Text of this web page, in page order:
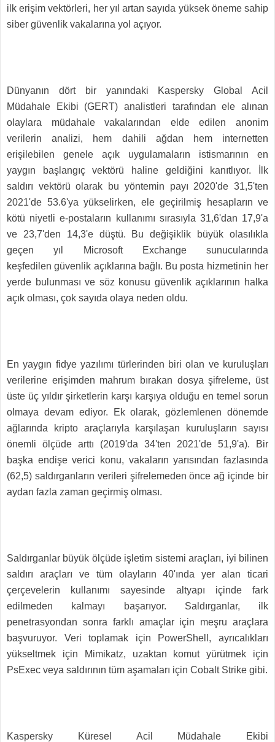
ilk erişim vektörleri, her yıl artan sayıda yüksek öneme sahip
siber güvenlik vakalarına yol açıyor.
Dünyanın dört bir yanındaki Kaspersky Global Acil
Müdahale Ekibi (GERT) analistleri tarafından ele alınan
olaylara müdahale vakalarından elde edilen anonim
verilerin analizi, hem dahili ağdan hem internetten
erişilebilen genele açık uygulamaların istismarının en
yaygın başlangıç vektörü haline geldiğini kanıtlıyor. İlk
saldırı vektörü olarak bu yöntemin payı 2020'de 31,5'ten
2021'de 53.6'ya yükselirken, ele geçirilmiş hesapların ve
kötü niyetli e-postaların kullanımı sırasıyla 31,6'dan 17,9'a
ve 23,7'den 14,3'e düştü. Bu değişiklik büyük olasılıkla
geçen yıl
Microsoft Exchange sunucularında
keşfedilen güvenlik açıklarına bağlı. Bu posta hizmetinin her
yerde bulunması ve söz konusu güvenlik açıklarının halka
açık olması, çok sayıda olaya neden oldu.
En yaygın fidye yazılımı türlerinden biri olan ve kuruluşları
verilerine erişimden mahrum bırakan dosya şifreleme, üst
üste üç yıldır şirketlerin karşı karşıya olduğu en temel sorun
olmaya devam ediyor. Ek olarak, gözlemlenen dönemde
ağlarında kripto araçlarıyla karşılaşan kuruluşların sayısı
önemli ölçüde arttı (2019'da 34'ten 2021'de 51,9'a). Bir
başka endişe verici konu, vakaların yarısından fazlasında
(62,5) saldırganların verileri şifrelemeden önce ağ içinde bir
aydan fazla zaman geçirmiş olması.
Saldırganlar büyük ölçüde işletim sistemi araçları, iyi bilinen
saldırı araçları ve tüm olayların 40'ında yer alan ticari
çerçevelerin kullanımı sayesinde altyapı içinde fark
edilmeden kalmayı başarıyor. Saldırganlar, ilk
penetrasyondan sonra farklı amaçlar için meşru araçlara
başvuruyor. Veri toplamak için PowerShell, ayrıcalıkları
yükseltmek için Mimikatz, uzaktan komut yürütmek için
PsExec veya saldırının tüm aşamaları için Cobalt Strike gibi.
Kaspersky Küresel Acil Müdahale Ekibi